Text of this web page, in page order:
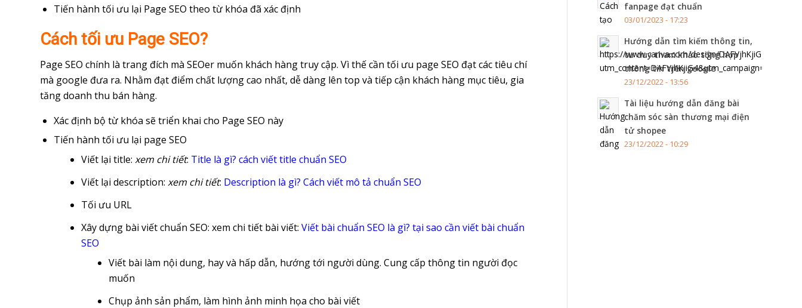
Tiến hành tối ưu lại Page SEO theo từ khóa đã xác định
Cách tối ưu Page SEO?
Page SEO chính là trang đích mà SEOer muốn khách hàng truy cập. Vì thế cần tối ưu page SEO đạt các tiêu chí
mà google đưa ra. Nhằm đạt điểm chất lượng cao nhất, dễ dàng lên top và tiếp cận khách hàng mục tiêu, gia
tăng doanh thu bán hàng.
Xác định bộ từ khóa sẽ triển khai cho Page SEO này
Tiến hành tối ưu lại page SEO
Viết lại title: xem chi tiết: Title là gì? cách viết title chuẩn SEO
Viết lại description: xem chi tiết: Description là gì? Cách viết mô tả chuẩn SEO
Tối ưu URL
Xây dựng bài viết chuẩn SEO: xem chi tiết bài viết: Viết bài chuẩn SEO là gì? tại sao cần viết bài chuẩn
SEO
Viết bài làm nội dung, hay và hấp dẫn, hướng tới người dùng. Cung cấp thông tin người đọc
muốn
Chụp ảnh sản phẩm, làm hình ảnh minh họa cho bài viết
fanpage đạt chuẩn
03/01/2023 - 17:23
Hướng dẫn tìm kiếm thông tin,
tư duy tham khảo tổng hợp
thông tin trên google
23/12/2022 - 13:56
Tài liệu hướng dẫn đăng bài
chăm sóc sàn thương mại điện
tử shopee
23/12/2022 - 10:29